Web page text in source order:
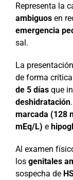
Representa la
ambiguosen
emergencia
sal.
La
de forma
de 5 díasque
deshidratación
marcada (128
mEq/L) e
Al examen
los genitales
sospecha de